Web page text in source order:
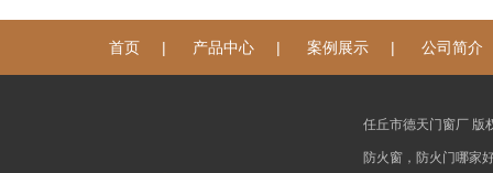
首页 | 产品中心 | 案例展示 | 公司简介
任丘市德天门窗厂 版
防火窗，防火门哪家